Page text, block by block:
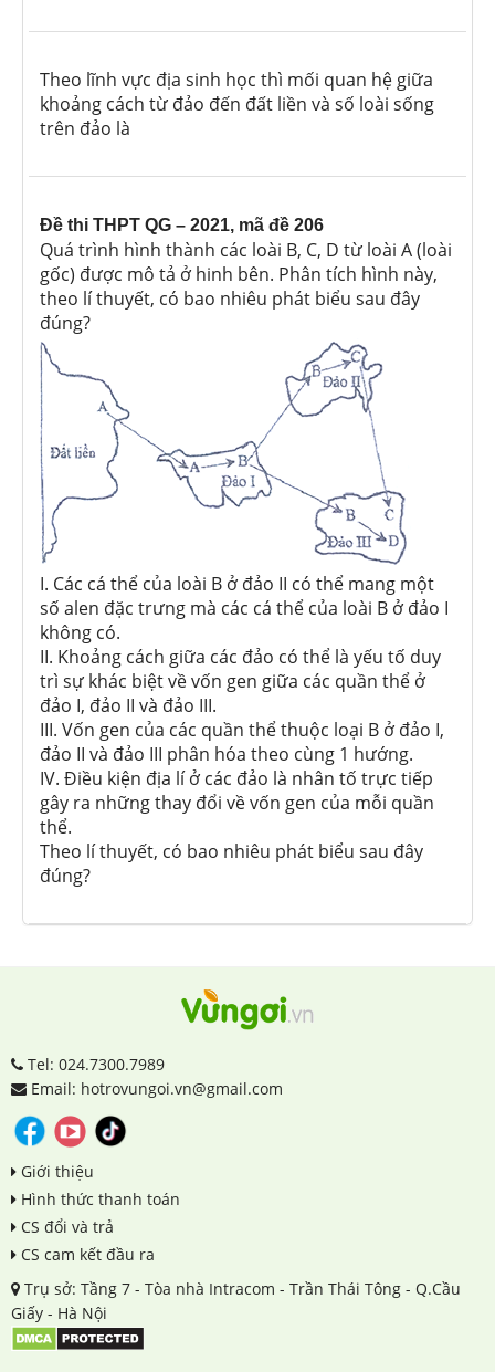
Theo lĩnh vực địa sinh học thì mối quan hệ giữa
khoảng cách từ đảo đến đất liền và số loài sống
trên đảo là
Đề thi THPT QG – 2021, mã đề 206
Quá trình hình thành các loài B, C, D từ loài A (loài
gốc) được mô tả ở hinh bên. Phân tích hình này,
theo lí thuyết, có bao nhiêu phát biểu sau đây
đúng?
I. Các cá thể của loài B ở đảo II có thể mang một
số alen đặc trưng mà các cá thể của loài B ở đảo I
không có.
II. Khoảng cách giữa các đảo có thể là yếu tố duy
trì sự khác biệt về vốn gen giữa các quần thể ở
đảo I, đảo II và đảo III.
III. Vốn gen của các quần thể thuộc loại B ở đảo I,
đảo II và đảo III phân hóa theo cùng 1 hướng.
IV. Điều kiện địa lí ở các đảo là nhân tố trực tiếp
gây ra những thay đổi về vốn gen của mỗi quần
thể.
Theo lí thuyết, có bao nhiêu phát biểu sau đây
đúng?
Tel: 024.7300.7989
Email: hotrovungoi.vn@gmail.com
Giới thiệu
Hình thức thanh toán
CS đổi và trả
CS cam kết đầu ra
Trụ sở: Tầng 7 - Tòa nhà Intracom - Trần Thái Tông - Q.Cầu
Giấy - Hà Nội